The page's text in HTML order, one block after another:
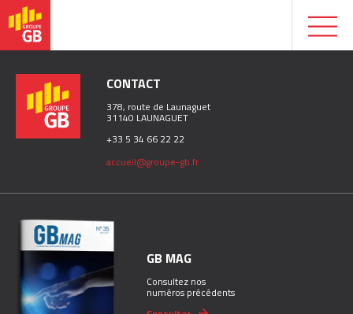
CONTACT
378, route de Launaguet
31140 LAUNAGUET
+33 5 34 66 22 22
accueil@groupe-gb.fr
GB MAG
Consultez nos
numéros précédents